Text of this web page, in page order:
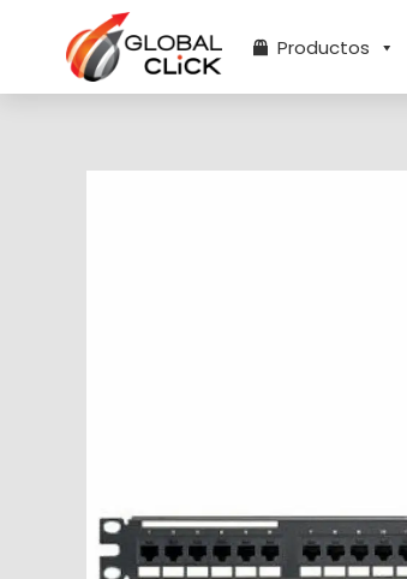
contenido
Productos